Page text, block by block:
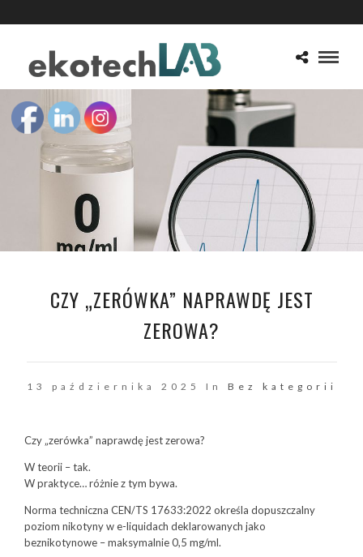
CZY „ZERÓWKA” NAPRAWDĘ JEST
ZEROWA?
13 października 2025 In Bez kategorii
Czy „zerówka” naprawdę jest zerowa?
W teorii – tak.
W praktyce… różnie z tym bywa.
Norma techniczna CEN/TS 17633:2022 określa dopuszczalny
poziom nikotyny w e-liquidach deklarowanych jako
beznikotynowe – maksymalnie 0,5 mg/ml.